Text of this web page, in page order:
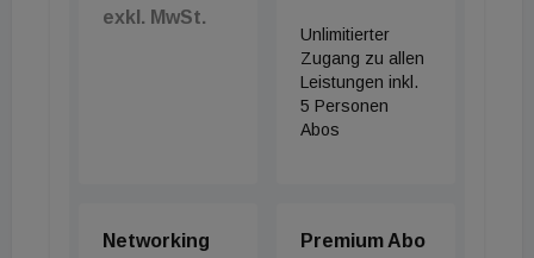
exkl. MwSt.
Unlimitierter
Zugang zu allen
Leistungen inkl.
5 Personen
Abos
Networking
Premium Abo